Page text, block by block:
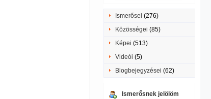
Ismerősei (276)
Közösségei (85)
Képei (513)
Videói (5)
Blogbejegyzései (62)
Ismerősnek jelölöm